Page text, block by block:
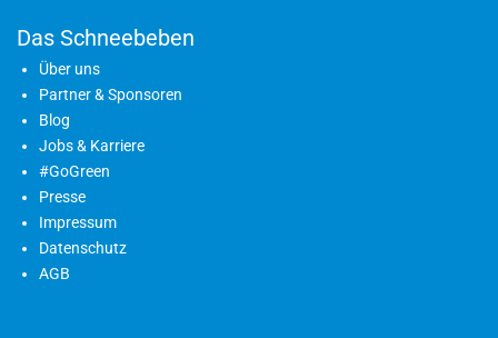
Das Schneebeben
Über uns
Partner & Sponsoren
Blog
Jobs & Karriere
#GoGreen
Presse
Impressum
Datenschutz
AGB